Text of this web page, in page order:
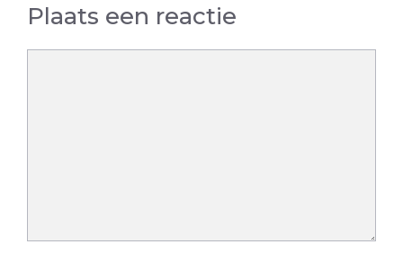
Plaats een reactie